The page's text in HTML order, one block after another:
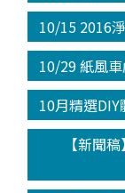
10/15 2016
10/29 紙風
10月精選
【新聞